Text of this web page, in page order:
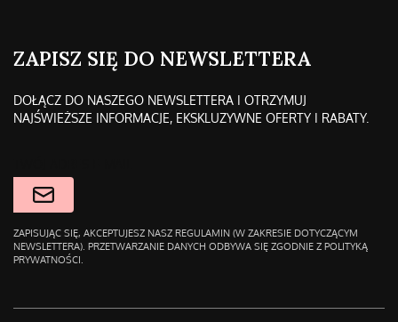
ZAPISZ SIĘ DO NEWSLETTERA
DOŁĄCZ DO NASZEGO NEWSLETTERA I OTRZYMUJ
NAJŚWIEŻSZE INFORMACJE, EKSKLUZYWNE OFERTY I RABATY.
ZAPISUJĄC SIĘ, AKCEPTUJESZ NASZ REGULAMIN (W ZAKRESIE DOTYCZĄCYM
NEWSLETTERA). PRZETWARZANIE DANYCH ODBYWA SIĘ ZGODNIE Z POLITYKĄ
PRYWATNOŚCI.